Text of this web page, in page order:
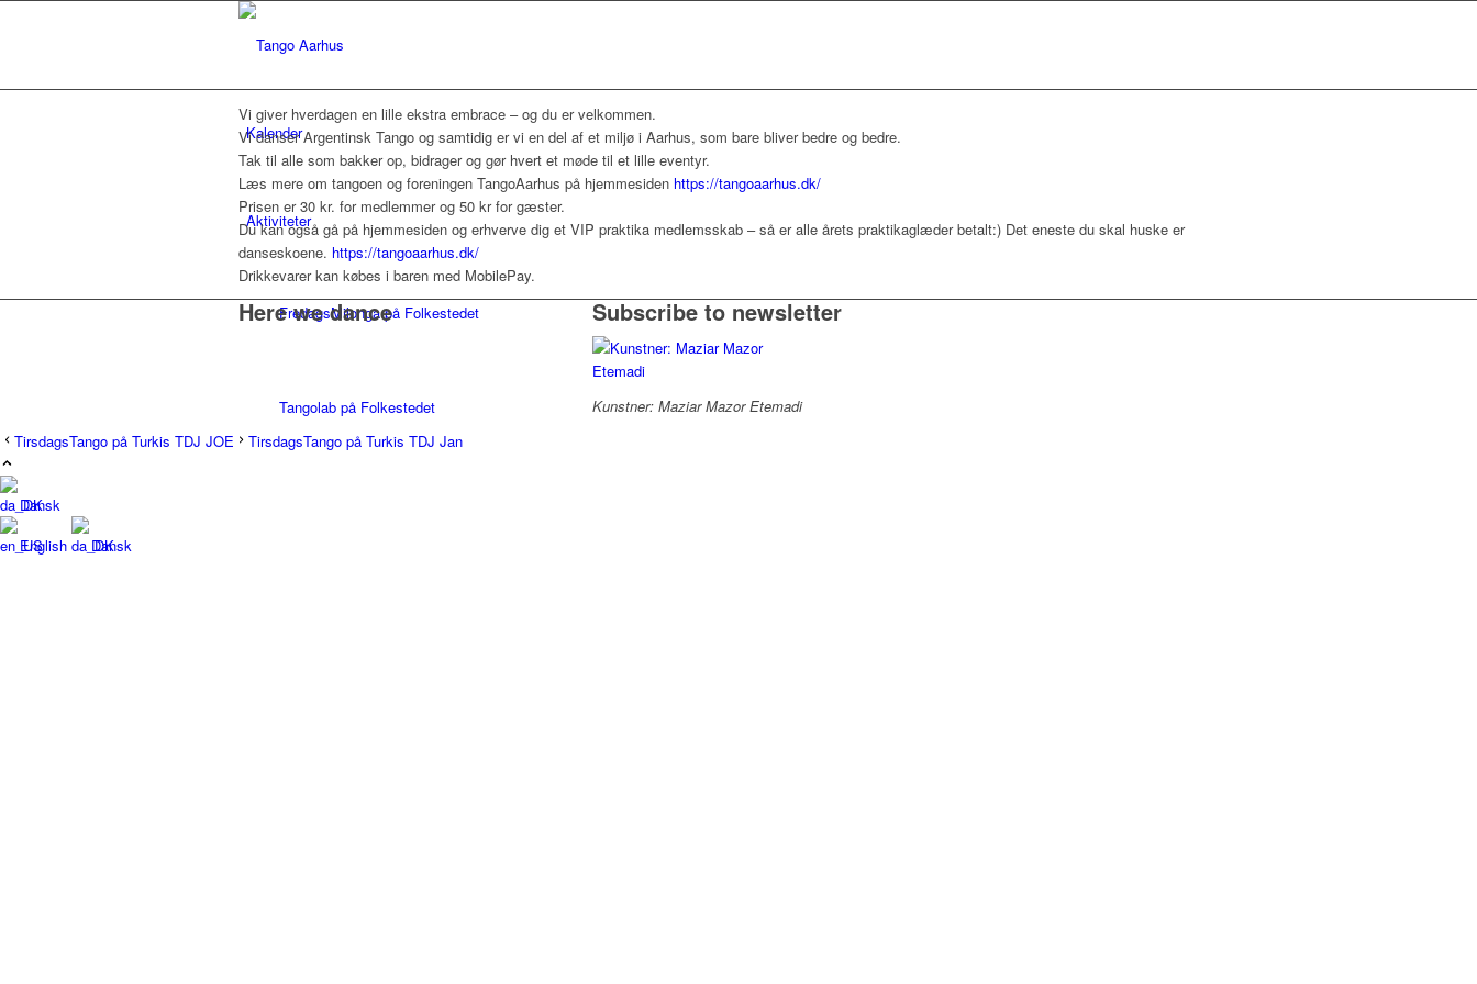
Kalender
Aktiviteter
FredagsMilonga på Folkestedet
Tangolab på Folkestedet
Vi giver hverdagen en lille ekstra embrace – og du er velkommen.
Vi danser Argentinsk Tango og samtidig er vi en del af et miljø i Aarhus, som bare bliver bedre og bedre.
Tak til alle som bakker op, bidrager og gør hvert et møde til et lille eventyr.
Læs mere om tangoen og foreningen TangoAarhus på hjemmesiden https://tangoaarhus.dk/
Prisen er 30 kr. for medlemmer og 50 kr for gæster.
Du kan også gå på hjemmesiden og erhverve dig et VIP praktika medlemsskab – så er alle årets praktikaglæder betalt:) Det eneste du skal huske er
danseskoene. https://tangoaarhus.dk/
Drikkevarer kan købes i baren med MobilePay.
Here we dance Subscribe to newsletter
Kunstner: Maziar Mazor Etemadi
TirsdagsTango på Turkis TDJ JOE
TirsdagsTango på Turkis TDJ Jan
Dansk
English
Dansk